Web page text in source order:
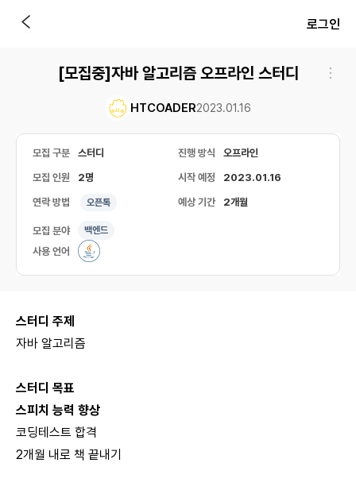
로그인
[모집중]자바 알고리즘 오프라인 스터디
HTCOADER2023.01.16
모집 구분 스터디 진행 방식 오프라인
모집 인원 2명 시작 예정 2023.01.16
연락 방법 오픈톡 예상 기간 2개월
모집 분야 백엔드
사용 언어
스터디 주제
자바 알고리즘
스터디 목표
스피치 능력 향상
코딩테스트 합격
2개월 내로 책 끝내기